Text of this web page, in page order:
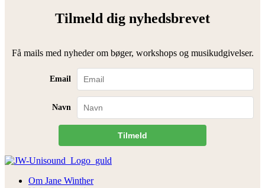
Tilmeld dig nyhedsbrevet
Få mails med nyheder om bøger, workshops og musikudgivelser.
Email
Navn
Tilmeld
Om Jane Winther